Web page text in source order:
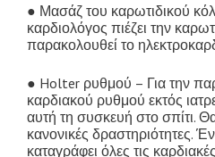
● Μασάζ του καρωτιδικού
καρδιολόγος πιέζει την
παρακολουθεί το
● Holter ρυθμού – Για την
καρδιακού ρυθμού εκτός
αυτή τη συσκευή στο σπίτι.
κανονικές δραστηριότητες.
καταγράφει όλες τις